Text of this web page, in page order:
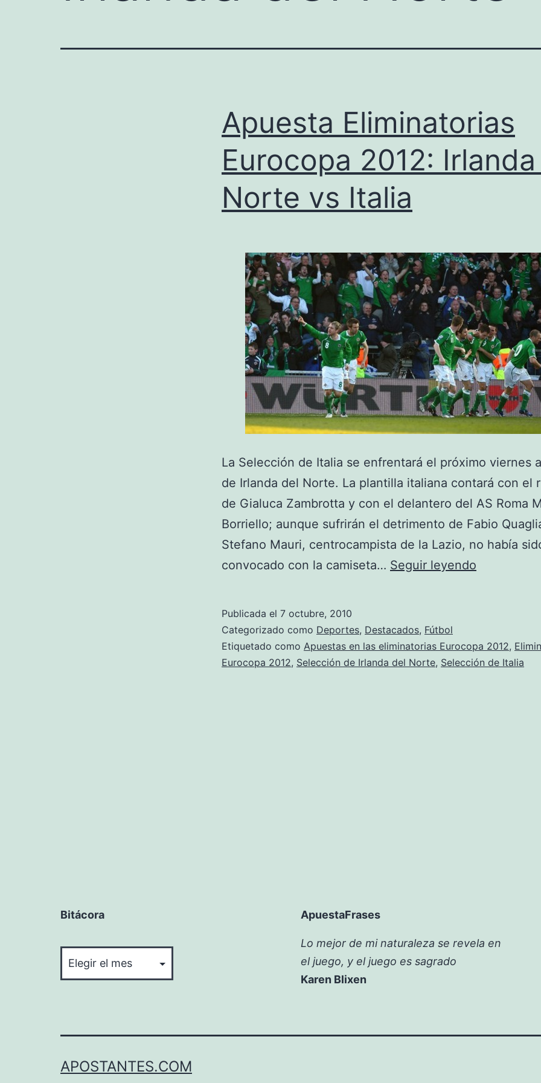
Apuesta Eliminatorias
Eurocopa 2012:
Norte vs Italia
La Selección de Italia se enfrentará el próximo viernes
de Irlanda del Norte. La plantilla italiana contará con el
de Gialuca Zambrotta y con el delantero del AS Roma
Borriello; aunque sufrirán el detrimento de Fabio
Stefano Mauri, centrocampista de la Lazio, no había
convocado con la camiseta… Seguir leyendo
Irlanda
del
Publicada el 7 octubre, 2010
Categorizado como Deportes, Destacados, Fútbol
Etiquetado como Apuestas en las eliminatorias Eurocopa 2012,
Eurocopa 2012, Selección de Irlanda del Norte, Selección de Italia
Bitácora ApuestaFrases
Lo mejor de mi naturaleza se revela en
el juego, y el juego es sagrado
Karen Blixen
APOSTANTES.COM